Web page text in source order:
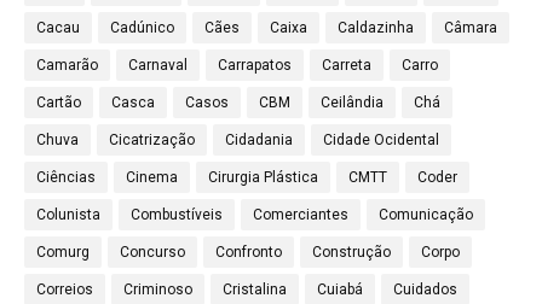
Cacau Cadúnico Cães Caixa Caldazinha Câmara
Camarão Carnaval Carrapatos Carreta Carro
Cartão Casca Casos CBM Ceilândia Chá
Chuva Cicatrização Cidadania Cidade Ocidental
Ciências Cinema Cirurgia Plástica CMTT Coder
Colunista Combustíveis Comerciantes Comunicação
Comurg Concurso Confronto Construção Corpo
Correios Criminoso Cristalina Cuiabá Cuidados